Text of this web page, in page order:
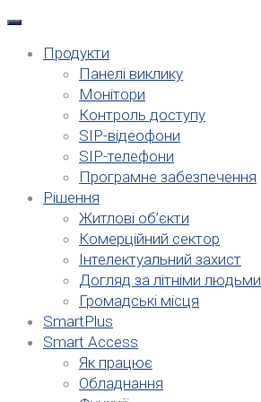
Продукти
Панелі виклику
Монітори
Контроль доступу
SIP-відеофони
SIP-телефони
Програмне забезпечення
Рішення
Житлові об’єкти
Комерційний сектор
Інтелектуальний захист
Догляд за літніми людьми
Громадські місця
SmartPlus
Smart Access
Як працює
Обладнання